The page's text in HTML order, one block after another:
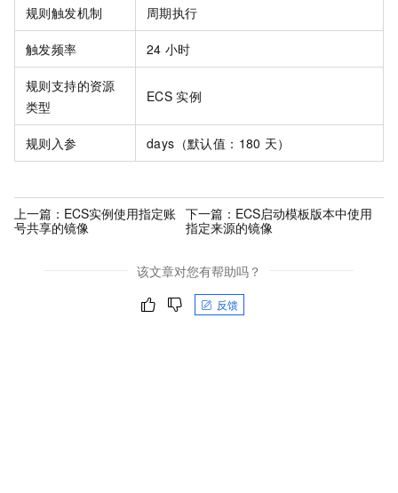
规则触发机制 周期执行
触发频率 24 小时
规则支持的资源
类型
ECS 实例
规则入参 days（默认值：180 天）
上一篇： ECS实例使用指定账
号共享的镜像
下一篇： ECS启动模板版本中使用
指定来源的镜像
该文章对您有帮助吗？
反馈